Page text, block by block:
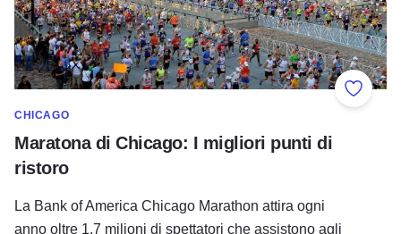
CHICAGO
Maratona di Chicago: I migliori punti di
ristoro
La Bank of America Chicago Marathon attira ogni
anno oltre 1,7 milioni di spettatori che assistono agli